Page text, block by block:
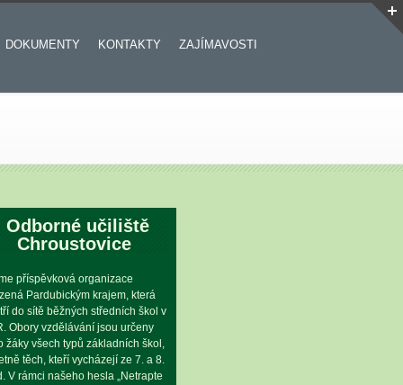
DOKUMENTY KONTAKTY ZAJÍMAVOSTI
Odborné učiliště
Chroustovice
příspěvková organizace
Pardubickým krajem, která
do sítě běžných středních škol v
Obory vzdělávání jsou určeny
žáky všech typů základních škol,
těch, kteří vycházejí ze 7. a 8.
V rámci našeho hesla „Netrapte